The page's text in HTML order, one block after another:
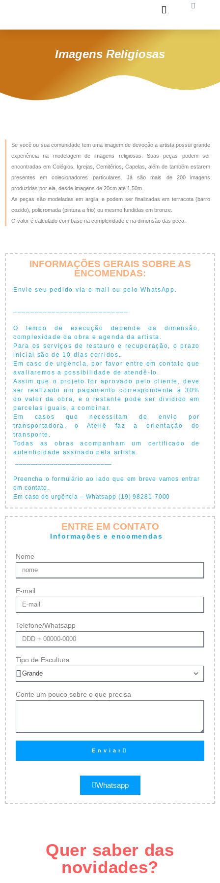
Imagens Religiosas
Se você ou sua comunidade tem uma imagem de devoção a artista possui grande
experiência na modelagem de imagens religiosas. Suas peças podem ser
encontradas em Colégios, Igrejas, Cemitérios, Capelas, além de também estarem
presentes em colecionadores particulares. Já são mais de 200 imagens
produzidas por ela, desde imagens de 20cm até 1,50m.
As peças são modeladas em argila, e podem ser finalizadas em terracota (barro
cozido), policromada (pintura a frio) ou mesmo fundidas em bronze.
O valor é calculado com base na complexidade e na dimensão das peça.
INFORMAÇÕES GERAIS SOBRE AS
ENCOMENDAS:
Envie seu pedido via e-mail ou pelo WhatsApp.
O tempo de execução depende da dimensão,
complexidade da obra e agenda da artista.
Para os serviços de restauro e recuperação, o prazo
inicial são de 10 dias corridos.
Em caso de urgência, por favor entre em contato que
avaliaremos a possibilidade de atendê-lo.
Assim que o projeto for aprovado pelo cliente, deve
ser realizado um pagamento correspondente a 30%
do valor da obra, e o restante pode ser dividido em
parcelas iguais, a combinar.
Em casos que necessitam de envio por
transportadora, o Ateliê faz a orientação do
transporte.
Todas as obras acompanham um certificado de
autenticidade assinado pela artista.
Preencha o formulário ao lado que em breve vamos entrar
em contato.
Em caso de urgência – Whatsapp (19) 98281-7000
ENTRE EM CONTATO
Informações e encomendas
Nome
E-mail
Telefone/Whatsapp
Tipo de Escultura
Conte um pouco sobre o que precisa
Enviar
Whatsapp
Quer saber das
novidades?